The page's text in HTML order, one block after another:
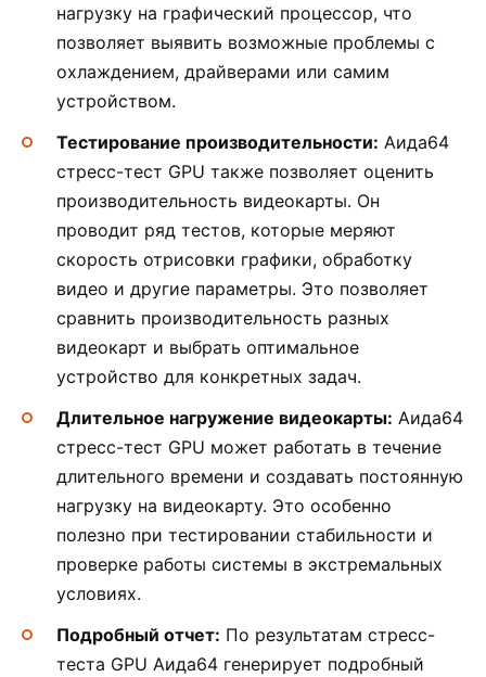
нагрузку на графический процессор, что
позволяет выявить возможные проблемы с
охлаждением, драйверами или самим
устройством.
Тестирование производительности: Аида64
стресс-тест GPU также позволяет оценить
производительность видеокарты. Он
проводит ряд тестов, которые меряют
скорость отрисовки графики, обработку
видео и другие параметры. Это позволяет
сравнить производительность разных
видеокарт и выбрать оптимальное
устройство для конкретных задач.
Длительное нагружение видеокарты: Аида64
стресс-тест GPU может работать в течение
длительного времени и создавать постоянную
нагрузку на видеокарту. Это особенно
полезно при тестировании стабильности и
проверке работы системы в экстремальных
условиях.
Подробный отчет: По результатам стресс-
теста GPU Аида64 генерирует подробный